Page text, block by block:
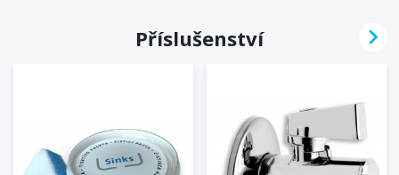
Příslušenství 